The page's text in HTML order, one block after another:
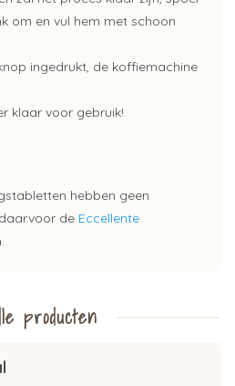
om en vul hem met schoon
ingedrukt, de koffiemachine
klaar voor gebruik!
hebben geen
de Eccellente
producten